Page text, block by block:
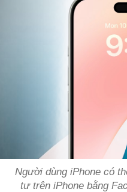
Người dùng iPhone có
tư trên iPhone bằng